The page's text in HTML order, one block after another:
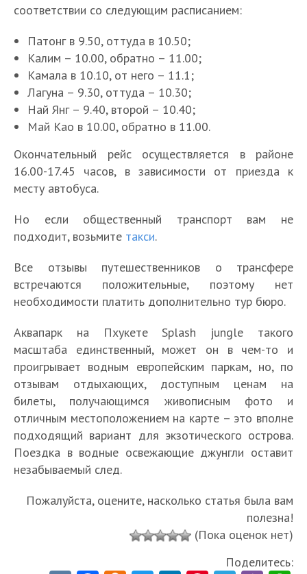
соответствии со следующим расписанием:
Патонг в 9.50, оттуда в 10.50;
Калим – 10.00, обратно – 11.00;
Камала в 10.10, от него – 11.1;
Лагуна – 9.30, оттуда – 10.30;
Най Янг – 9.40, второй – 10.40;
Май Као в 10.00, обратно в 11.00.
Окончательный рейс осуществляется в районе
16.00-17.45 часов, в зависимости от приезда к
месту автобуса.
Но если общественный транспорт вам не
подходит, возьмите такси.
Все отзывы путешественников о трансфере
встречаются положительные, поэтому нет
необходимости платить дополнительно тур бюро.
Аквапарк на Пхукете Splash jungle такого
масштаба единственный, может он в чем-то и
проигрывает водным европейским паркам, но, по
отзывам отдыхающих, доступным ценам на
билеты, получающимся живописным фото и
отличным местоположением на карте – это вполне
подходящий вариант для экзотического острова.
Поездка в водные освежающие джунгли оставит
незабываемый след.
Пожалуйста, оцените, насколько статья была вам
полезна!
(Пока оценок нет)
Поделитесь: